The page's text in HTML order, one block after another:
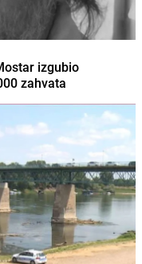
izgubio
zahvata